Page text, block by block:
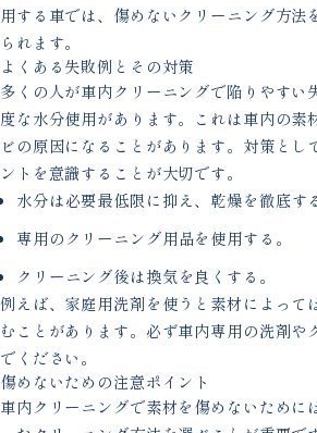
用する車では、傷めないクリーニング方法
られます。
よくある失敗例とその対策
多くの人が車内クリーニングで陥りやすい
度な水分使用があります。これは車内の素
ビの原因になることがあります。対策とし
ントを意識することが大切です。
水分は必要最低限に抑え、乾燥を徹底す
専用のクリーニング用品を使用する。
クリーニング後は換気を良くする。
例えば、家庭用洗剤を使うと素材によって
むことがあります。必ず車内専用の洗剤や
でください。
傷めないための注意ポイント
車内クリーニングで素材を傷めないために